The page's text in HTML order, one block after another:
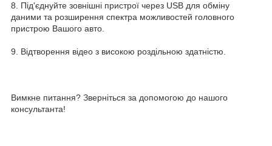
8. Під'єднуйте зовнішні пристрої через USB для обміну
даними та розширення спектра можливостей головного
пристрою Вашого авто.
9. Відтворення відео з високою роздільною здатністю.
Вимкне питання? Зверніться за допомогою до нашого
консультанта!